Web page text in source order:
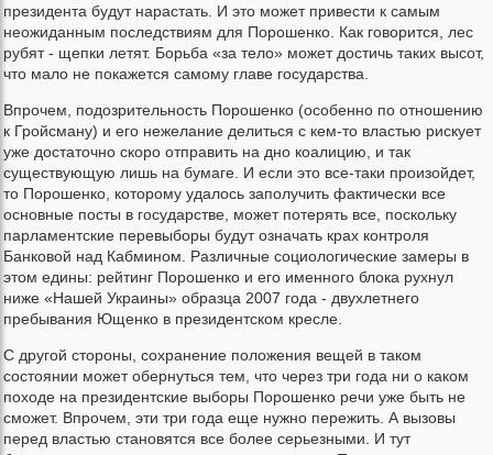
президента будут нарастать. И это может привести к самым
неожиданным последствиям для Порошенко. Как говорится, лес
рубят - щепки летят. Борьба «за тело» может достичь таких высот,
что мало не покажется самому главе государства.
Впрочем, подозрительность Порошенко (особенно по отношению
к Гройсману) и его нежелание делиться с кем-то властью рискует
уже достаточно скоро отправить на дно коалицию, и так
существующую лишь на бумаге. И если это все-таки произойдет,
то Порошенко, которому удалось заполучить фактически все
основные посты в государстве, может потерять все, поскольку
парламентские перевыборы будут означать крах контроля
Банковой над Кабмином. Различные социологические замеры в
этом едины: рейтинг Порошенко и его именного блока рухнул
ниже «Нашей Украины» образца 2007 года - двухлетнего
пребывания Ющенко в президентском кресле.
С другой стороны, сохранение положения вещей в таком
состоянии может обернуться тем, что через три года ни о каком
походе на президентские выборы Порошенко речи уже быть не
сможет. Впрочем, эти три года еще нужно пережить. А вызовы
перед властью становятся все более серьезными. И тут